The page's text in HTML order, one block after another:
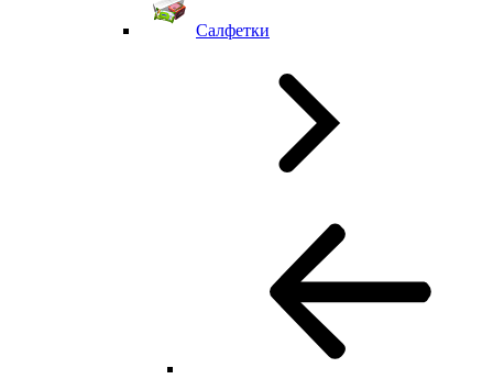
Салфетки